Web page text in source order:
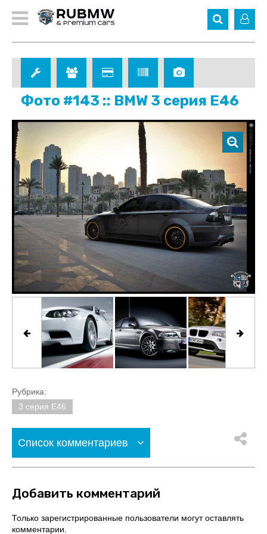
Фото #143 :: BMW 3 серия E46
Рубрика:
3 серия E46
Список комментариев
Добавить комментарий
Только зарегистрированные пользователи могут оставлять
комментарии.